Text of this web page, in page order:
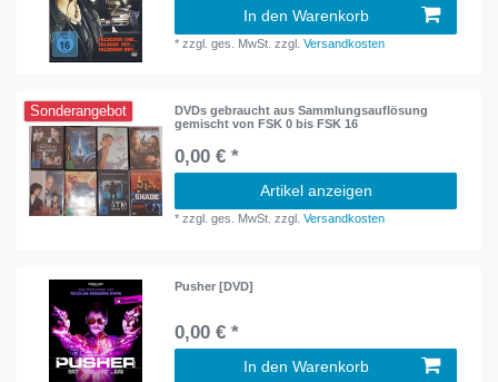
In den Warenkorb
*zzgl. ges. MwSt. zzgl.Versandkosten
Sonderangebot
DVDs gebraucht aus Sammlungsauflösung
gemischt von FSK 0 bis FSK 16
0,00 € *
Artikel anzeigen
*zzgl. ges. MwSt. zzgl.Versandkosten
Pusher [DVD]
0,00 € *
In den Warenkorb